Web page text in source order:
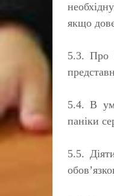
якщо
5.3. Про
5.4. В
паніки
5.5.